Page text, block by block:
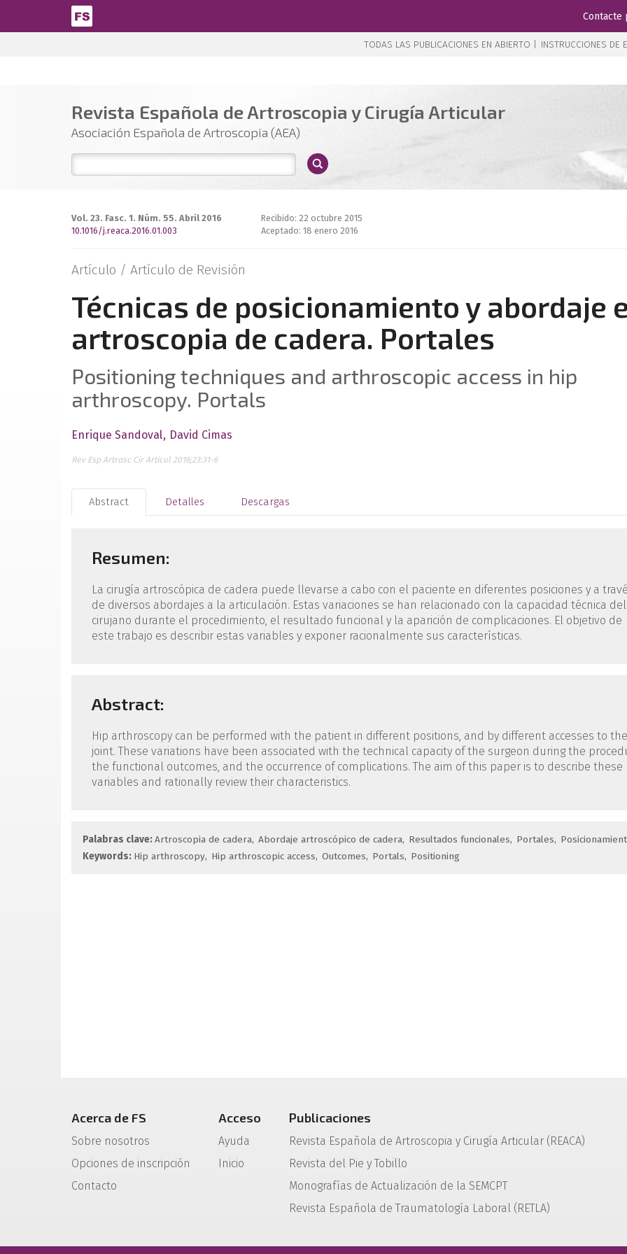
Pasar al contenido principal
Contacte
TODAS LAS PUBLICACIONES EN ABIERTO | INSTRUCCIONES DE
Revista Española de Artroscopia y Cirugía Articular
Asociación Española de Artroscopia (AEA)
Vol. 23. Fasc. 1. Núm. 55. Abril 2016
10.1016/j.reaca.2016.01.003
Recibido: 22 octubre 2015
Aceptado: 18 enero 2016
Artículo / Artículo de Revisión
Técnicas de posicionamiento y abordaje
artroscopia de cadera. Portales
Positioning techniques and arthroscopic access in hip
arthroscopy. Portals
Enrique Sandoval David Cimas
Rev Esp Artrosc Cir Articul 2016;23:31-6
Abstract Detalles Descargas
Resumen:
La cirugía artroscópica de cadera puede llevarse a cabo con el paciente en diferentes posiciones y a
de diversos abordajes a la articulación. Estas variaciones se han relacionado con la capacidad técnica del
cirujano durante el procedimiento, el resultado funcional y la aparición de complicaciones. El objetivo de
este trabajo es describir estas variables y exponer racionalmente sus características.
Abstract:
Hip arthroscopy can be performed with the patient in different positions, and by different accesses to the
joint. These variations have been associated with the technical capacity of the surgeon during the
the functional outcomes, and the occurrence of complications. The aim of this paper is to describe these
variables and rationally review their characteristics.
Palabras clave:Artroscopia de cadera Abordaje artroscópico de cadera Resultados funcionales Portales
Keywords: Hip arthroscopy Hip arthroscopic access Outcomes Portals Positioning
Acerca de FS
Sobre nosotros
Opciones de inscripción
Contacto
Acceso
Ayuda
Inicio
Publicaciones
Revista Española de Artroscopia y Cirugía Articular (REACA)
Revista del Pie y Tobillo
Monografías de Actualización de la SEMCPT
Revista Española de Traumatología Laboral (RETLA)